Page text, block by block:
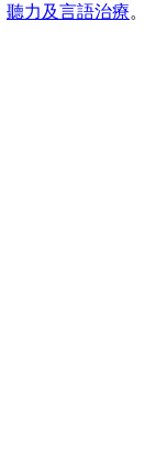
聽力及言語治療。